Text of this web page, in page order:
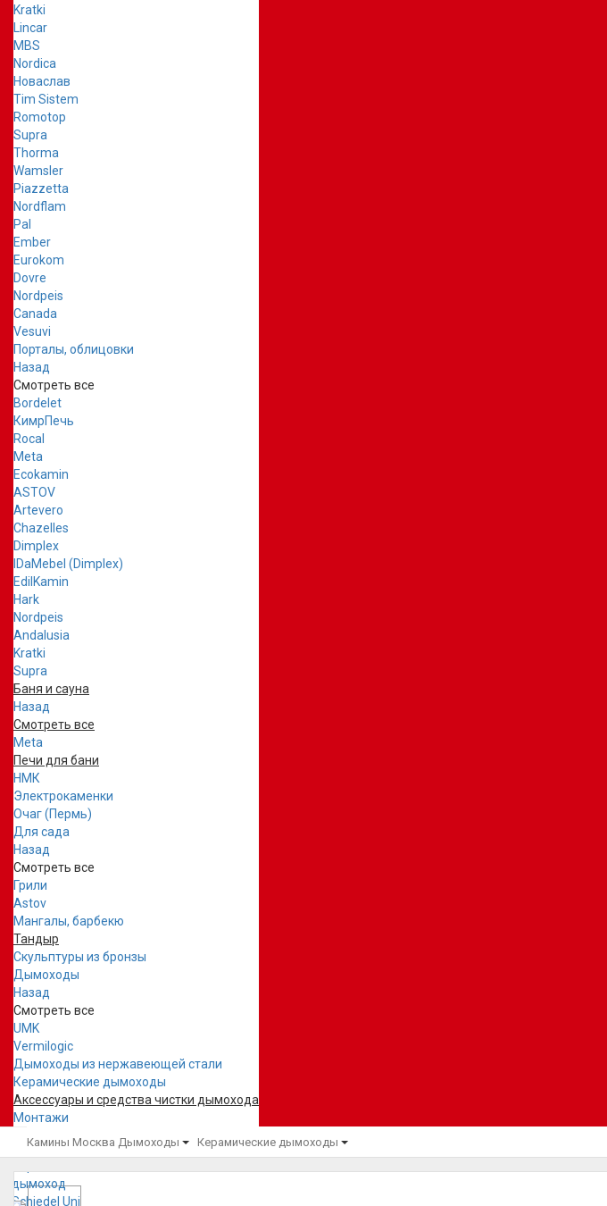
Kratki
Lincar
MBS
Nordica
Новаслав
Tim Sistem
Romotop
Supra
Thorma
Wamsler
Piazzetta
Nordflam
Pal
Ember
Eurokom
Dovre
Nordpeis
Canada
Vesuvi
Порталы, облицовки
Назад
Смотреть все
Bordelet
КимрПечь
Rocal
Meta
Ecokamin
ASTOV
Artevero
Chazelles
Dimplex
IDaMebel (Dimplex)
EdilKamin
Hark
Nordpeis
Andalusia
Kratki
Supra
Баня и сауна
Назад
Смотреть все
Meta
Печи для бани
НМК
Электрокаменки
Очаг (Пермь)
Для сада
Назад
Смотреть все
Грили
Astov
Мангалы, барбекю
Тандыр
Скульптуры из бронзы
Дымоходы
Назад
Смотреть все
UMK
Vermilogic
Дымоходы из нержавеющей стали
Керамические дымоходы
Аксессуары и средства чистки дымохода
Монтажи
Камины Москва Дымоходы Керамические дымоходы